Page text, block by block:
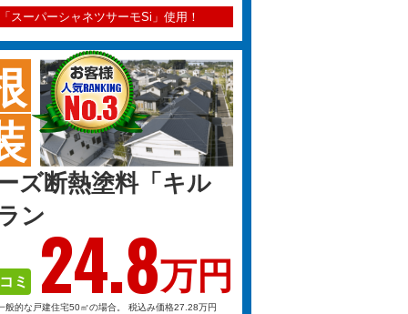
スーパーシャネツサーモSi」使用！
ズ断熱塗料「キル
ン
ミ 24.8万円
般的な戸建住宅50㎡の場合。 税込み価格27.28万円